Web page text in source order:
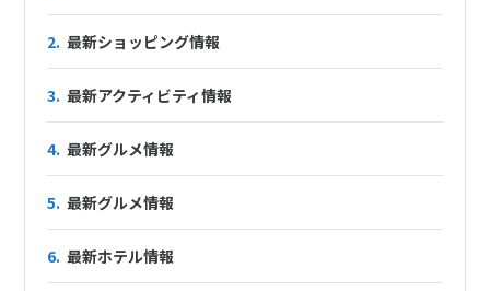
2. 最新ショッピング情報
3. 最新アクティビティ情報
4. 最新グルメ情報
5. 最新グルメ情報
6. 最新ホテル情報